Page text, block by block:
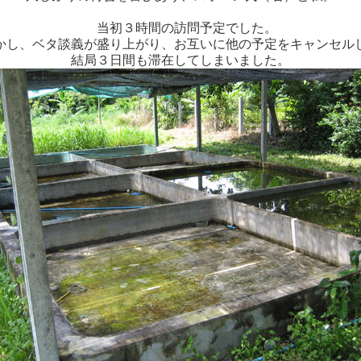
当初３時間の訪問予定でした。
、ベタ談義が盛り上がり、お互いに他の予定をキャンセル
結局３日間も滞在してしまいました。